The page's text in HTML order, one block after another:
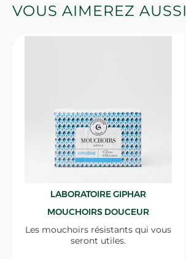
VOUS AIMEREZ AUSSI
LABORATOIRE GIPHAR
MOUCHOIRS DOUCEUR
Les mouchoirs résistants qui vous
seront utiles.